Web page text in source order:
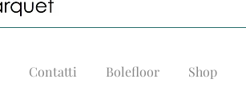
Contatti Bolefloor Shop